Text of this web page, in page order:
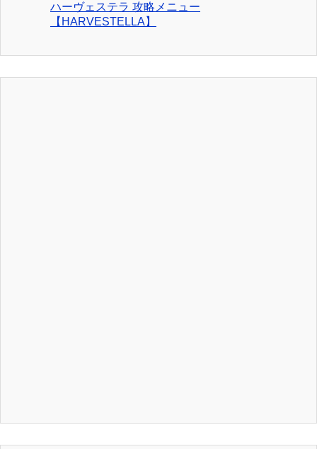
ハーヴェステラ 攻略メニュー
【HARVESTELLA】